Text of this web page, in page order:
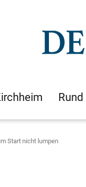
Start nicht lumpen